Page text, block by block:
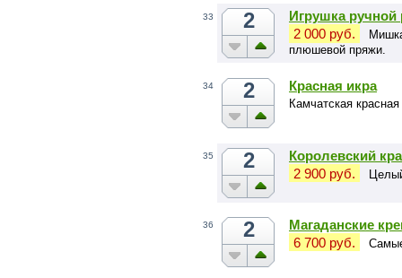
33 2
Игрушка ручной
2 000 руб.
плюшевой пряжи.
34 2 Красная икра
Камчатская
35 2
Королевский
2 900 руб.
36 2
Магаданские
6 700 руб.